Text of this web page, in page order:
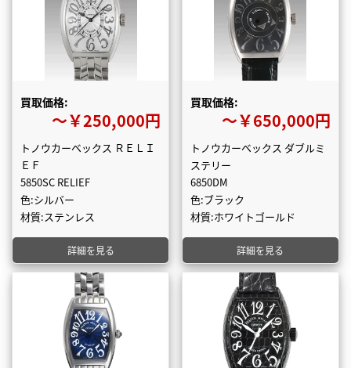
買取価格:
〜￥250,000円
トノウカーベックス ＲＥＬＩ
ＥＦ
5850SC RELIEF
色:シルバー
材質:ステンレス
詳細を見る
買取価格:
〜￥650,000円
トノウカーベックス ダブルミ
ステリー
6850DM
色:ブラック
材質:ホワイトゴールド
詳細を見る